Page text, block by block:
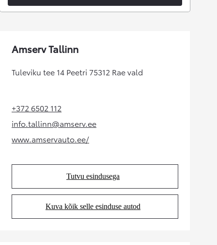
Amserv Tallinn
Tuleviku tee 14 Peetri 75312 Rae vald
+372 6502 112(Opens in new tab)
info.tallinn@amserv.ee
(Opens in new tab)
www.amservauto.ee/
(Opens in new tab)
Tutvu esindusega
(Opens in new tab)
Kuva kõik selle esinduse autod
(Opens in new tab)